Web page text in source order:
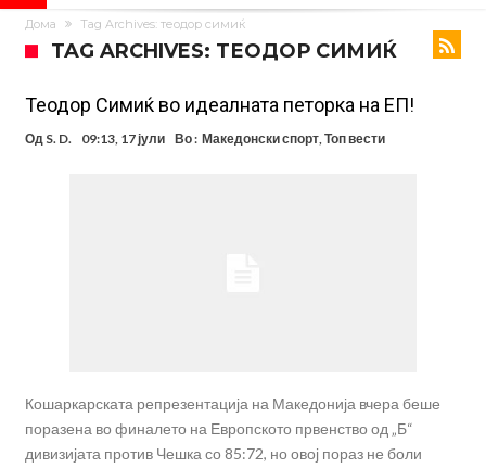
оди на суд!
Дилеми повеќе нема: Познато е кога Родри ќе стане новиот
Ливерпул и Арсенал влегуваат во „војна“ поради фудбалер
вреден 69 милиони евра!
Кој го убеди Родри да ја избере Барселона?
Инфантино го возвраќа ударот, кој сè досега го поддржал?
Дома Tag Archives: теодор симиќ
TAG ARCHIVES: ТЕОДОР СИМИЌ
Теодор Симиќ во идеалната петорка на ЕП!
Од S. D. 09:13, 17 јули Во : Македонски спорт, Топ вести
Кошаркарската репрезентација на Македонија вчера беше
поразена во финалето на Европското првенство од „Б“
дивизијата против Чешка со 85:72, но овој пораз не боли